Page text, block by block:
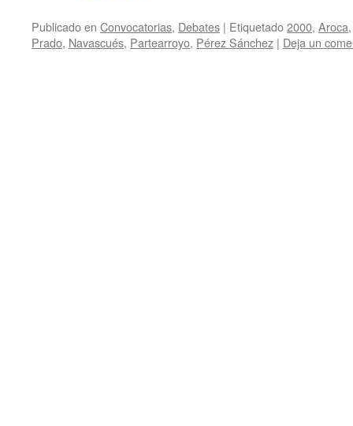
Publicado en Convocatorias, Debates | Etiquetado2000, Aroca
Prado, Navascués, Partearroyo, Pérez Sánchez | Deja un